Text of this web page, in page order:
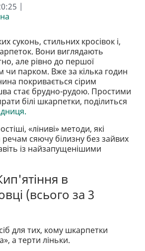
|
суконь, стильних кросівок і,
Вони виглядають
але рівно до першої
чи парком. Вже за кілька годин
покривається сірим
стає брудно-рудою. Простими
білі шкарпетки, поділиться
«ліниві» методи, які
сяючу білизну без зайвих
із найзапущенішими
в
(всього за 3
для тих, кому шкарпетки
а терти ліньки.